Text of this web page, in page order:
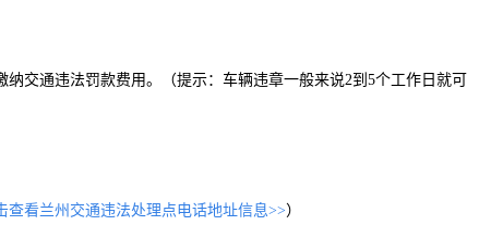
交通违法罚款费用。（提示：车辆违章一般来说2到5个工作日就可
查看兰州交通违法处理点电话地址信息>>）